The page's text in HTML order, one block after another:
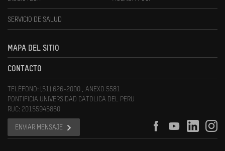
SERVICIO DE SALUD
MAPA DEL SITIO
CONTACTO
TELÉFONO: (51) 626-2000 , ANEXO 5581
PONTIFICIA UNIVERSIDAD CATOLICA DEL PERU
RUC: 20155945860
ENVIAR MENSAJE